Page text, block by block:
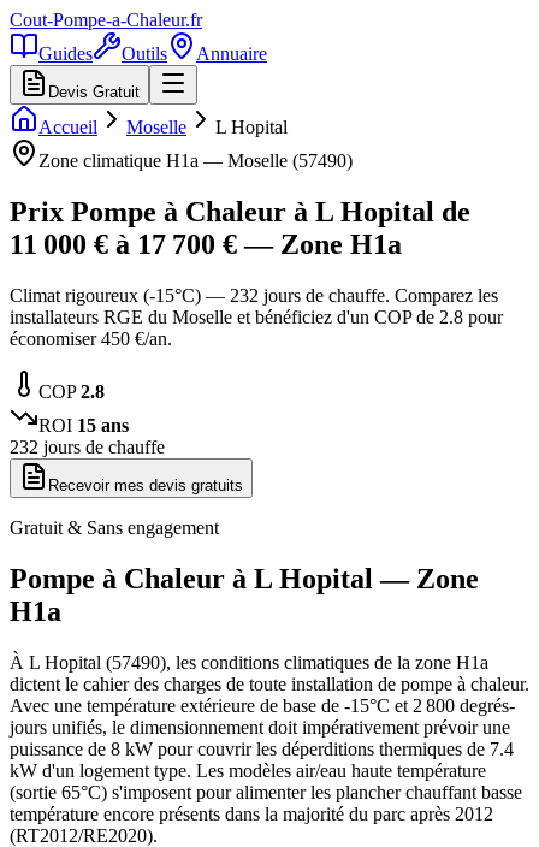
Cout-Pompe-a-Chaleur.fr
Guides
Outils Annuaire
Devis Gratuit
Accueil Moselle
L Hopital
Zone climatique H1a — Moselle (57490)
Prix Pompe à Chaleur à L Hopital de
11 000 € à 17 700 € — Zone H1a
Climat rigoureux (-15°C) — 232 jours de chauffe. Comparez les
installateurs RGE du Moselle et bénéficiez d'un COP de 2.8 pour
économiser 450 €/an.
COP2.8
ROI 15 ans
232 jours de chauffe
Recevoir mes devis gratuits
Gratuit & Sans engagement
Pompe à Chaleur à L Hopital — Zone
H1a
À L Hopital (57490), les conditions climatiques de la zone H1a
dictent le cahier des charges de toute installation de pompe à chaleur.
Avec une température extérieure de base de -15°C et 2 800 degrés-
jours unifiés, le dimensionnement doit impérativement prévoir une
puissance de 8 kW pour couvrir les déperditions thermiques de 7.4
kW d'un logement type. Les modèles air/eau haute température
(sortie 65°C) s'imposent pour alimenter les plancher chauffant basse
température encore présents dans la majorité du parc après 2012
(RT2012/RE2020).